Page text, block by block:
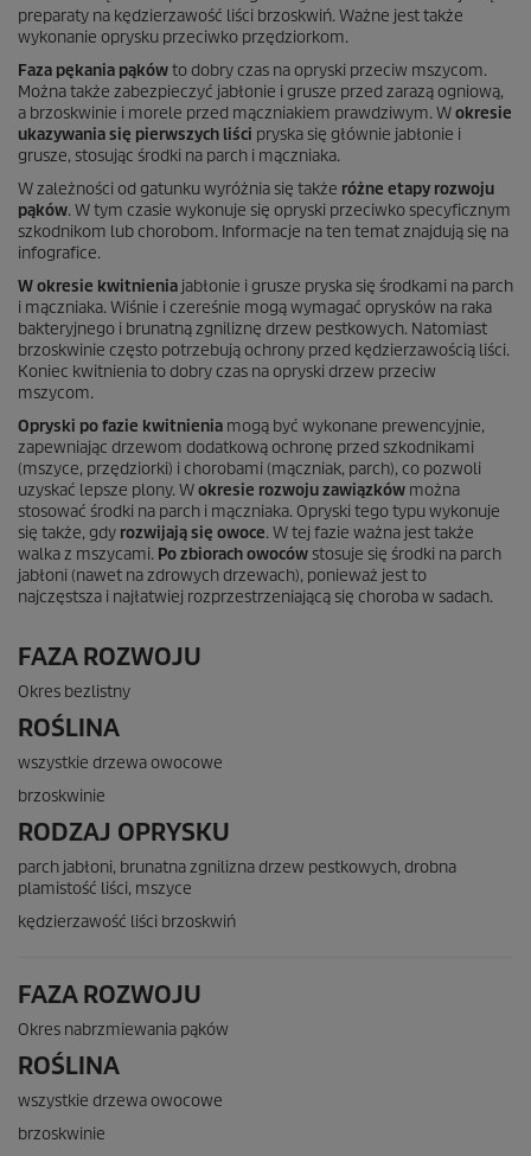
preparaty na kędzierzawość liści brzoskwiń. Ważne jest także
wykonanie oprysku przeciwko przędziorkom.
Faza pękania pąkówto dobry czas na opryski przeciw mszycom.
Można także zabezpieczyć jabłonie i grusze przed zarazą ogniową,
a brzoskwinie i morele przed mączniakiem prawdziwym. Wokresie
ukazywania się pierwszych liści pryska się głównie jabłonie i
grusze, stosując środki na parch i mączniaka.
W zależności od gatunku wyróżnia się także różne etapy rozwoju
pąków. W tym czasie wykonuje się opryski przeciwko specyficznym
szkodnikom lub chorobom. Informacje na ten temat znajdują się na
infografice.
W okresie kwitnienia jabłonie i grusze pryska się środkami na parch
i mączniaka. Wiśnie i czereśnie mogą wymagać oprysków na raka
bakteryjnego i brunatną zgniliznę drzew pestkowych. Natomiast
brzoskwinie często potrzebują ochrony przed kędzierzawością liści.
Koniec kwitnienia to dobry czas na opryski drzew przeciw
mszycom.
Opryski po fazie kwitnienia mogą być wykonane prewencyjnie,
zapewniając drzewom dodatkową ochronę przed szkodnikami
(mszyce, przędziorki) i chorobami (mączniak, parch), co pozwoli
uzyskać lepsze plony. Wokresie rozwoju zawiązków można
stosować środki na parch i mączniaka. Opryski tego typu wykonuje
się także, gdy rozwijają się owoce. W tej fazie ważna jest także
walka z mszycami. Po zbiorach owoców stosuje się środki na parch
jabłoni (nawet na zdrowych drzewach), ponieważ jest to
najczęstsza i najłatwiej rozprzestrzeniającą się choroba w sadach.
FAZA ROZWOJU
Okres bezlistny
ROŚLINA
wszystkie drzewa owocowe
brzoskwinie
RODZAJ OPRYSKU
parch jabłoni, brunatna zgnilizna drzew pestkowych, drobna
plamistość liści, mszyce
kędzierzawość liści brzoskwiń
FAZA ROZWOJU
Okres nabrzmiewania pąków
ROŚLINA
wszystkie drzewa owocowe
brzoskwinie